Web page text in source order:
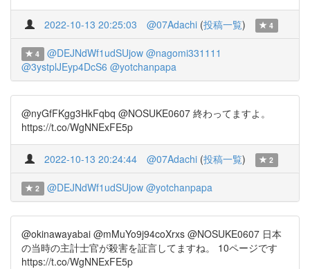
2022-10-13 20:25:03 @07Adachi (投稿一覧) 4
4 @DEJNdWf1udSUjow @nagomi331111
@3ystplJEyp4DcS6 @yotchanpapa
@nyGfFKgg3HkFqbq @NOSUKE0607 終わってますよ。
https://t.co/WgNNExFE5p
2022-10-13 20:24:44 @07Adachi (投稿一覧) 2
2 @DEJNdWf1udSUjow @yotchanpapa
@okinawayabai @mMuYo9j94coXrxs @NOSUKE0607 日本
の当時の主計士官が殺害を証言してますね。 10ページです
https://t.co/WgNNExFE5p